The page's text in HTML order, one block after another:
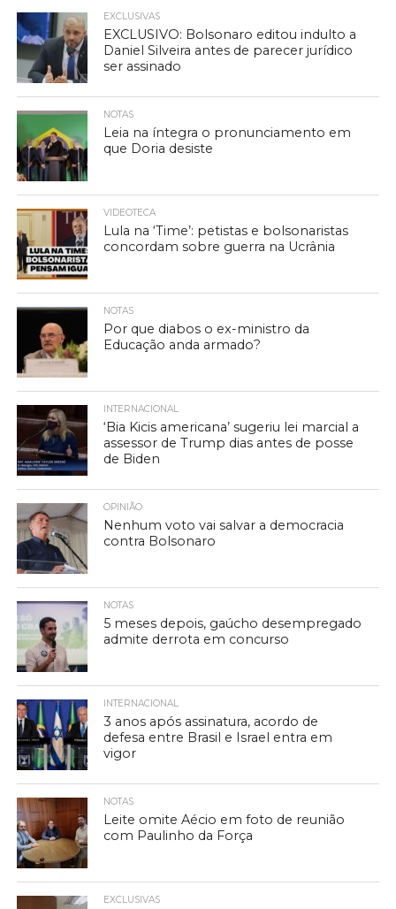
EXCLUSIVAS
EXCLUSIVO: Bolsonaro editou indulto a
Daniel Silveira antes de parecer jurídico
ser assinado
NOTAS
Leia na íntegra o pronunciamento em
que Doria desiste
VIDEOTECA
Lula na ‘Time’: petistas e bolsonaristas
concordam sobre guerra na Ucrânia
NOTAS
Por que diabos o ex-ministro da
Educação anda armado?
INTERNACIONAL
‘Bia Kicis americana’ sugeriu lei marcial a
assessor de Trump dias antes de posse
de Biden
OPINIÃO
Nenhum voto vai salvar a democracia
contra Bolsonaro
NOTAS
5 meses depois, gaúcho desempregado
admite derrota em concurso
INTERNACIONAL
3 anos após assinatura, acordo de
defesa entre Brasil e Israel entra em
vigor
NOTAS
Leite omite Aécio em foto de reunião
com Paulinho da Força
EXCLUSIVAS